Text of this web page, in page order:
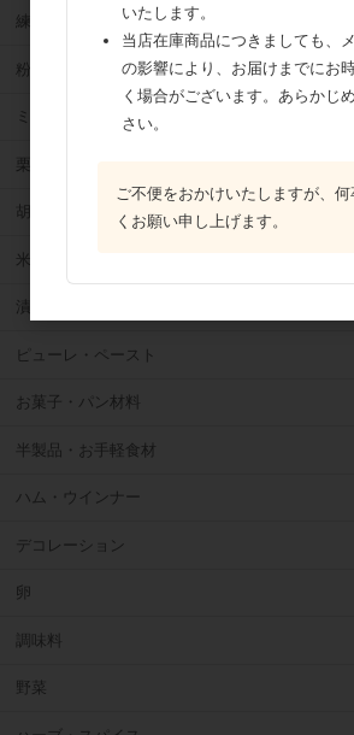
練乳
粉 乳
ミックス粉
栗・芋・かぼちゃ
胡麻
米粉
漬け込みフルーツ
ピューレ・ペースト
お菓子・パン材料
半製品・お手軽食材
ハム・ウインナー
デコレーション
卵
調味料
野菜
いたします。
当店在庫商品につきましても、
の影響により、お届けまでにお
く場合がございます。あらかじ
さい。
ご不便をおかけいたしますが、何
くお願い申し上げます。